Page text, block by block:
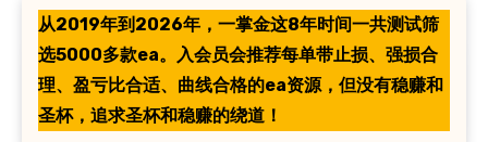
从2019年到2026年，一掌金这8年时间一共测试筛
选5000多款ea。入会员会推荐每单带止损、强损合
理、盈亏比合适、曲线合格的ea资源，但没有稳赚和
圣杯，追求圣杯和稳赚的绕道！